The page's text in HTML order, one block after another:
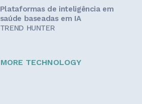
Plataformas de inteligência em
saúde baseadas em IA
TREND HUNTER
MORE TECHNOLOGY